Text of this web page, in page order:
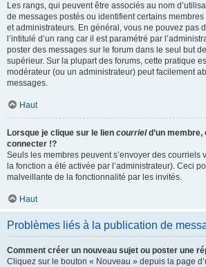
Les rangs, qui peuvent être associés au nom
de messages postés ou identifient certains
et administrateurs. En général, vous ne pouvez pas
l’intitulé d’un rang car il est paramétré par
poster des messages sur le forum dans le seul but
supérieur. Sur la plupart des forums, cette pratique
modérateur (ou un administrateur) peut facilement
messages.
Haut
Lorsque je clique sur le lien courrield’un membre,
connecter !?
Seuls les membres peuvent s’envoyer des courriels
la fonction a été activée par l’administrateur). Ceci
malveillante de la fonctionnalité par les invités.
Haut
Problèmes liés à la publication de
Comment créer un nouveau sujet ou poster une
Cliquez sur le bouton « Nouveau » depuis la page